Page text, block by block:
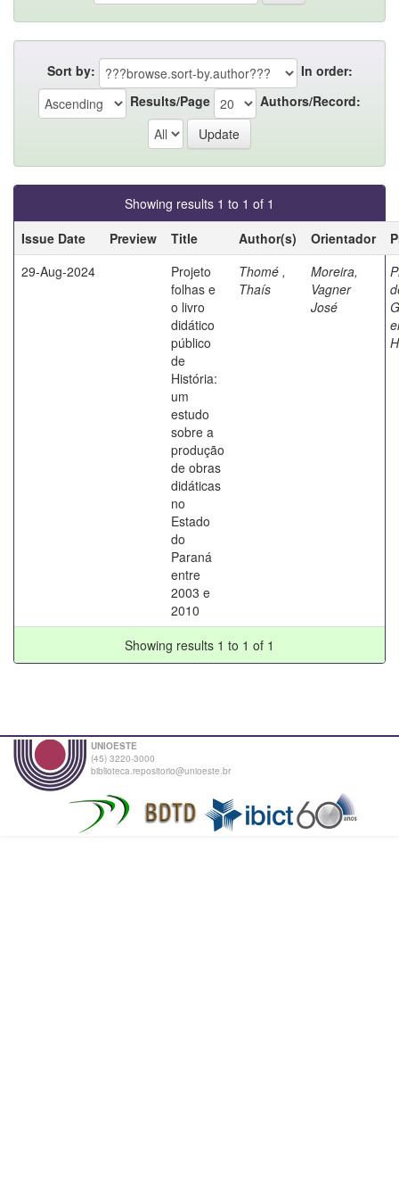
Sort by:
In order:
Results/Page
Authors/Record:
Showing results 1 to 1 of 1
Issue Date
Preview Title Author(s) Orientador
29-Aug-2024
Projeto
folhas e
o livro
didático
público
de
História:
um
estudo
sobre a
produção
de obras
didáticas
no
Estado
do
Paraná
entre
2003 e
2010
Thomé ,
Thaís
Moreira,
Vagner
José
Showing results 1 to 1 of 1
UNIOESTE
(45) 3220-3000
biblioteca.repositorio@unioeste.br